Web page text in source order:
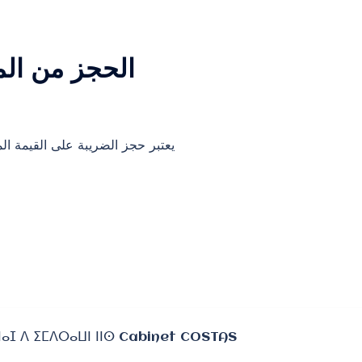
الحجز من